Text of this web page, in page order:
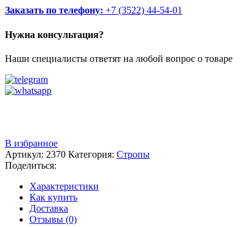
Заказать по телефону: +7 (3522) 44-54-01
Нужна консультация?
Наши специалисты ответят на любой вопрос о товаре
В избранное
Артикул: 2370 Категория: Стропы
Поделиться:
Характеристики
Как купить
Доставка
Отзывы (0)